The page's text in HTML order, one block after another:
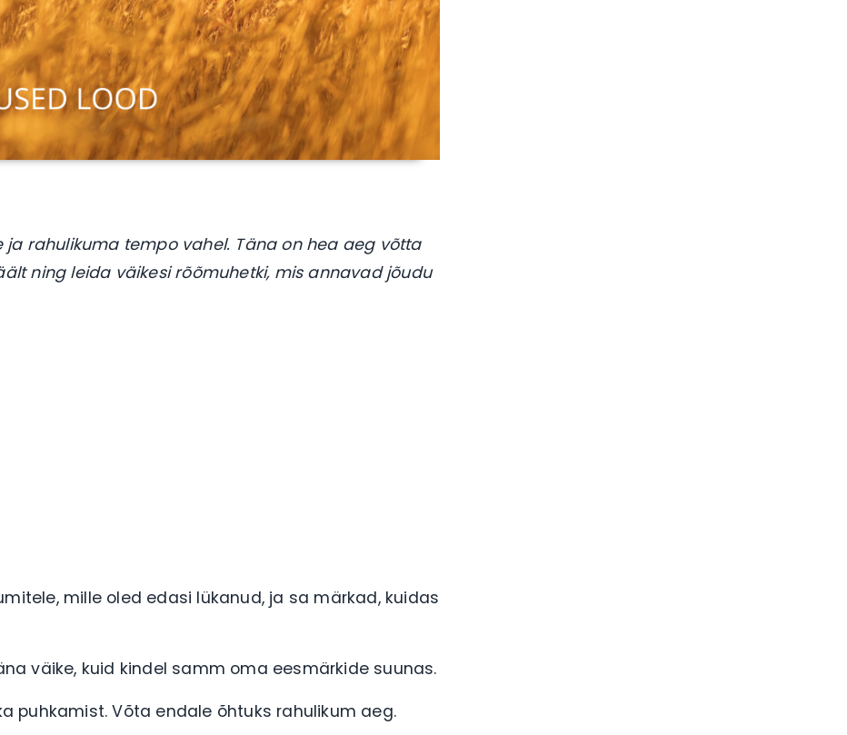
rahulikuma tempo vahel. Täna on hea aeg võtta
ning leida väikesi rõõmuhetki, mis annavad jõudu
mille oled edasi lükanud, ja sa märkad, kuidas
väike, kuid kindel samm oma eesmärkide suunas.
puhkamist. Võta endale õhtuks rahulikum aeg.